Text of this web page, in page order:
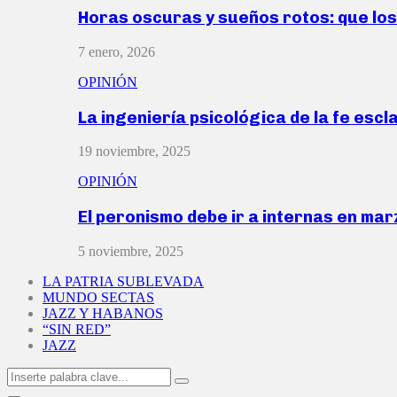
Horas oscuras y sueños rotos: que
7 enero, 2026
OPINIÓN
La ingeniería psicológica de la fe
19 noviembre, 2025
OPINIÓN
El peronismo debe ir a internas en
5 noviembre, 2025
LA PATRIA SUBLEVADA
MUNDO SECTAS
JAZZ Y HABANOS
“SIN RED”
JAZZ
Search
for:
Search